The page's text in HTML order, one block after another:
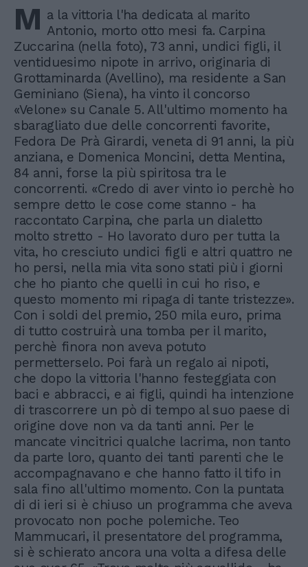
M a la vittoria l'ha dedicata al marito
Antonio, morto otto mesi fa. Carpina
Zuccarina (nella foto), 73 anni, undici figli, il
ventiduesimo nipote in arrivo, originaria di
Grottaminarda (Avellino), ma residente a San
Geminiano (Siena), ha vinto il concorso
«Velone» su Canale 5. All'ultimo momento ha
sbaragliato due delle concorrenti favorite,
Fedora De Prà Girardi, veneta di 91 anni, la più
anziana, e Domenica Moncini, detta Mentina,
84 anni, forse la più spiritosa tra le
concorrenti. «Credo di aver vinto io perchè ho
sempre detto le cose come stanno - ha
raccontato Carpina, che parla un dialetto
molto stretto - Ho lavorato duro per tutta la
vita, ho cresciuto undici figli e altri quattro ne
ho persi, nella mia vita sono stati più i giorni
che ho pianto che quelli in cui ho riso, e
questo momento mi ripaga di tante tristezze».
Con i soldi del premio, 250 mila euro, prima
di tutto costruirà una tomba per il marito,
perchè finora non aveva potuto
permetterselo. Poi farà un regalo ai nipoti,
che dopo la vittoria l'hanno festeggiata con
baci e abbracci, e ai figli, quindi ha intenzione
di trascorrere un pò di tempo al suo paese di
origine dove non va da tanti anni. Per le
mancate vincitrici qualche lacrima, non tanto
da parte loro, quanto dei tanti parenti che le
accompagnavano e che hanno fatto il tifo in
sala fino all'ultimo momento. Con la puntata
di di ieri si è chiuso un programma che aveva
provocato non poche polemiche. Teo
Mammucari, il presentatore del programma,
si è schierato ancora una volta a difesa delle